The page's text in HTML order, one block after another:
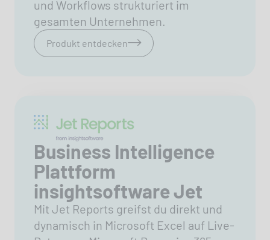
und Workflows strukturiert im
gesamten Unternehmen.
Produkt entdecken
Business Intelligence
Plattform
insightsoftware Jet
Mit Jet Reports greifst du direkt und
dynamisch in Microsoft Excel auf Live-